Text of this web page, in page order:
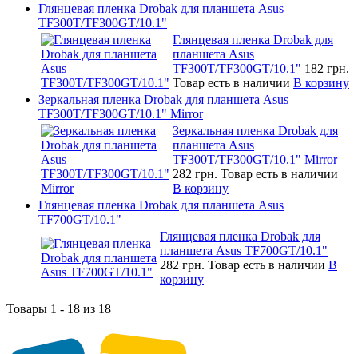
Глянцевая пленка Drobak для планшета Asus
TF300T/TF300GT/10.1"
Глянцевая пленка Drobak для
планшета Asus
TF300T/TF300GT/10.1" 182 грн.
Товар есть в наличии В корзину
Зеркальная пленка Drobak для планшета Asus
TF300T/TF300GT/10.1" Mirror
Зеркальная пленка Drobak для
планшета Asus
TF300T/TF300GT/10.1" Mirror
282 грн. Товар есть в наличии
В корзину
Глянцевая пленка Drobak для планшета Asus
TF700GT/10.1"
Глянцевая пленка Drobak для
планшета Asus TF700GT/10.1"
282 грн. Товар есть в наличии В
корзину
Товары 1 - 18 из 18